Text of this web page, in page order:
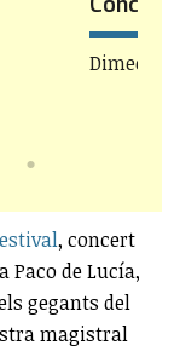
, concert
Paco de Lucía,
gegants del
magistral